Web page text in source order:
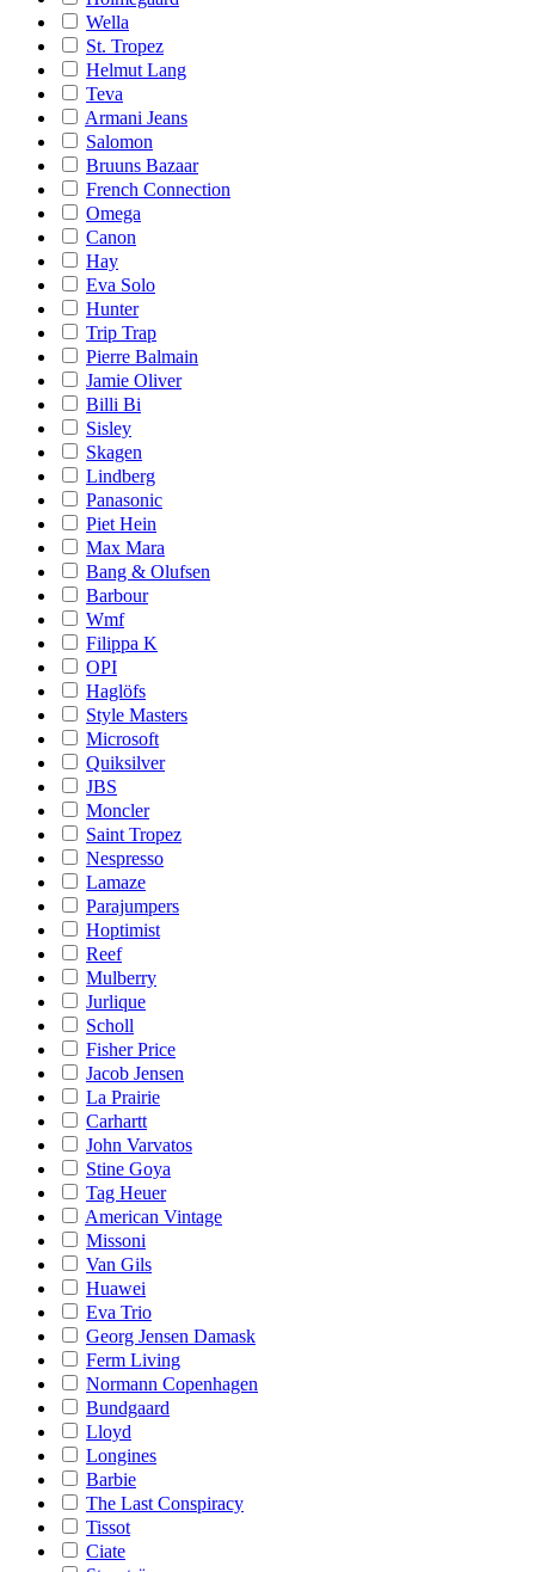
Wella
St. Tropez
Helmut Lang
Teva
Armani Jeans
Salomon
Bruuns Bazaar
French Connection
Omega
Canon
Hay
Eva Solo
Hunter
Trip Trap
Pierre Balmain
Jamie Oliver
Billi Bi
Sisley
Skagen
Lindberg
Panasonic
Piet Hein
Max Mara
Bang & Olufsen
Barbour
Wmf
Filippa K
OPI
Haglöfs
Style Masters
Microsoft
Quiksilver
JBS
Moncler
Saint Tropez
Nespresso
Lamaze
Parajumpers
Hoptimist
Reef
Mulberry
Jurlique
Scholl
Fisher Price
Jacob Jensen
La Prairie
Carhartt
John Varvatos
Stine Goya
Tag Heuer
American Vintage
Missoni
Van Gils
Huawei
Eva Trio
Georg Jensen Damask
Ferm Living
Normann Copenhagen
Bundgaard
Lloyd
Longines
Barbie
The Last Conspiracy
Tissot
Ciate